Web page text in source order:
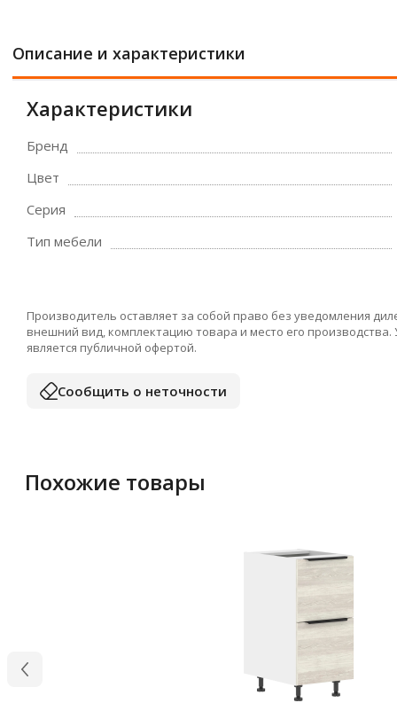
Описание и характеристики
Характеристики
Бренд
Цвет
Серия
Тип мебели
Производитель оставляет за собой право без уведомления
внешний вид, комплектацию товара и место его
является публичной офертой.
Сообщить о неточности
Похожие товары